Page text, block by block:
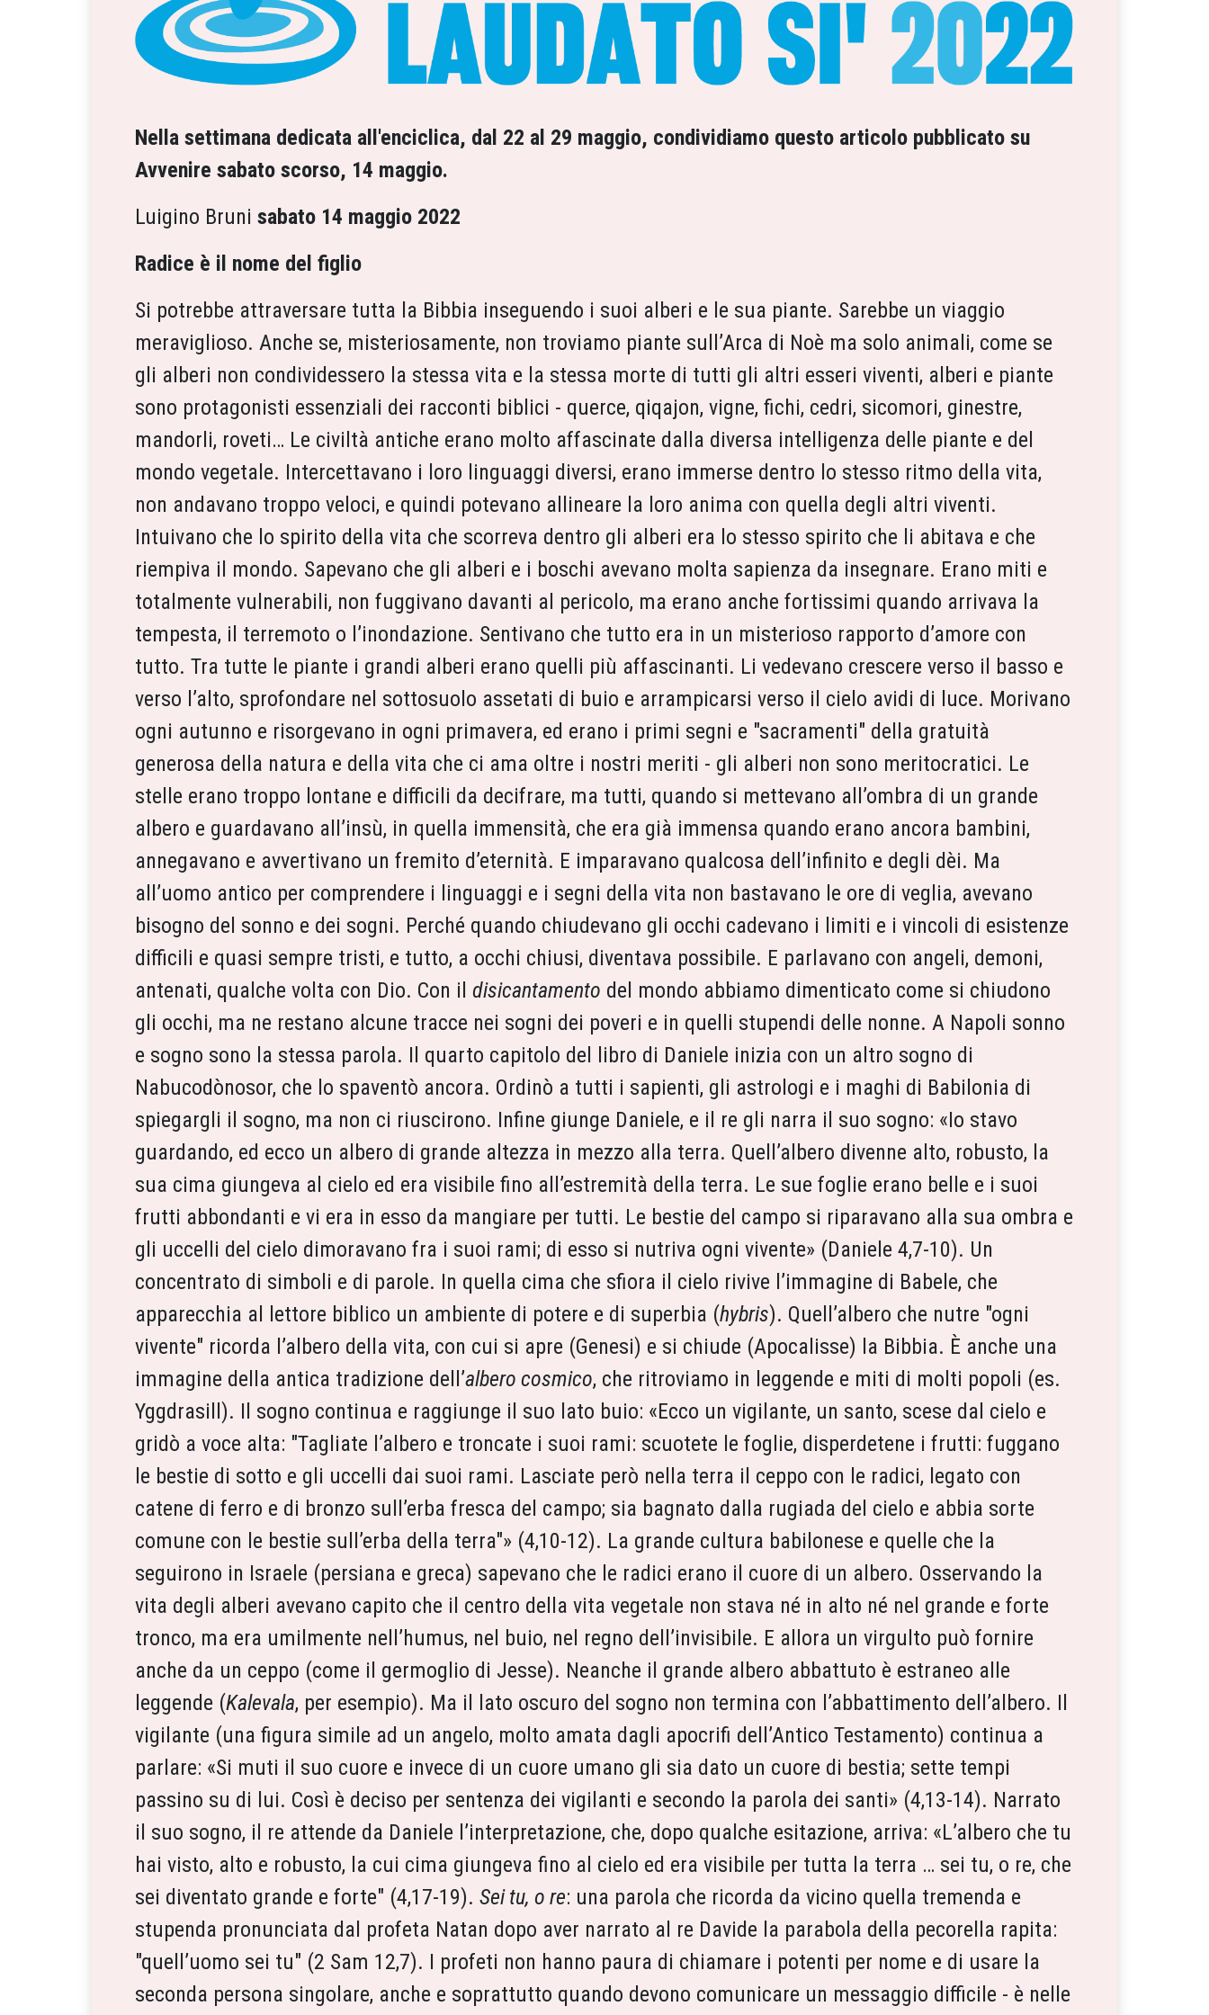
Nella settimana dedicata all'enciclica, dal 22 al 29 maggio, condividiamo questo articolo pubblicato su
Avvenire sabato scorso, 14 maggio.
Luigino Bruni sabato 14 maggio 2022
Radice è il nome del figlio
Si potrebbe attraversare tutta la Bibbia inseguendo i suoi alberi e le sua piante. Sarebbe un viaggio
meraviglioso. Anche se, misteriosamente, non troviamo piante sull’Arca di Noè ma solo animali, come se
gli alberi non condividessero la stessa vita e la stessa morte di tutti gli altri esseri viventi, alberi e piante
sono protagonisti essenziali dei racconti biblici - querce, qiqajon, vigne, fichi, cedri, sicomori, ginestre,
mandorli, roveti… Le civiltà antiche erano molto affascinate dalla diversa intelligenza delle piante e del
mondo vegetale. Intercettavano i loro linguaggi diversi, erano immerse dentro lo stesso ritmo della vita,
non andavano troppo veloci, e quindi potevano allineare la loro anima con quella degli altri viventi.
Intuivano che lo spirito della vita che scorreva dentro gli alberi era lo stesso spirito che li abitava e che
riempiva il mondo. Sapevano che gli alberi e i boschi avevano molta sapienza da insegnare. Erano miti e
totalmente vulnerabili, non fuggivano davanti al pericolo, ma erano anche fortissimi quando arrivava la
tempesta, il terremoto o l’inondazione. Sentivano che tutto era in un misterioso rapporto d’amore con
tutto. Tra tutte le piante i grandi alberi erano quelli più affascinanti. Li vedevano crescere verso il basso e
verso l’alto, sprofondare nel sottosuolo assetati di buio e arrampicarsi verso il cielo avidi di luce. Morivano
ogni autunno e risorgevano in ogni primavera, ed erano i primi segni e "sacramenti" della gratuità
generosa della natura e della vita che ci ama oltre i nostri meriti - gli alberi non sono meritocratici. Le
stelle erano troppo lontane e difficili da decifrare, ma tutti, quando si mettevano all’ombra di un grande
albero e guardavano all’insù, in quella immensità, che era già immensa quando erano ancora bambini,
annegavano e avvertivano un fremito d’eternità. E imparavano qualcosa dell’infinito e degli dèi. Ma
all’uomo antico per comprendere i linguaggi e i segni della vita non bastavano le ore di veglia, avevano
bisogno del sonno e dei sogni. Perché quando chiudevano gli occhi cadevano i limiti e i vincoli di esistenze
difficili e quasi sempre tristi, e tutto, a occhi chiusi, diventava possibile. E parlavano con angeli, demoni,
antenati, qualche volta con Dio. Con il disicantamento del mondo abbiamo dimenticato come si chiudono
gli occhi, ma ne restano alcune tracce nei sogni dei poveri e in quelli stupendi delle nonne. A Napoli sonno
e sogno sono la stessa parola. Il quarto capitolo del libro di Daniele inizia con un altro sogno di
Nabucodònosor, che lo spaventò ancora. Ordinò a tutti i sapienti, gli astrologi e i maghi di Babilonia di
spiegargli il sogno, ma non ci riuscirono. Infine giunge Daniele, e il re gli narra il suo sogno: «Io stavo
guardando, ed ecco un albero di grande altezza in mezzo alla terra. Quell’albero divenne alto, robusto, la
sua cima giungeva al cielo ed era visibile fino all’estremità della terra. Le sue foglie erano belle e i suoi
frutti abbondanti e vi era in esso da mangiare per tutti. Le bestie del campo si riparavano alla sua ombra e
gli uccelli del cielo dimoravano fra i suoi rami; di esso si nutriva ogni vivente» (Daniele 4,7-10). Un
concentrato di simboli e di parole. In quella cima che sfiora il cielo rivive l’immagine di Babele, che
apparecchia al lettore biblico un ambiente di potere e di superbia (hybris). Quell’albero che nutre "ogni
vivente" ricorda l’albero della vita, con cui si apre (Genesi) e si chiude (Apocalisse) la Bibbia. È anche una
immagine della antica tradizione dell’albero cosmico, che ritroviamo in leggende e miti di molti popoli (es.
Yggdrasill). Il sogno continua e raggiunge il suo lato buio: «Ecco un vigilante, un santo, scese dal cielo e
gridò a voce alta: "Tagliate l’albero e troncate i suoi rami: scuotete le foglie, disperdetene i frutti: fuggano
le bestie di sotto e gli uccelli dai suoi rami. Lasciate però nella terra il ceppo con le radici, legato con
catene di ferro e di bronzo sull’erba fresca del campo; sia bagnato dalla rugiada del cielo e abbia sorte
comune con le bestie sull’erba della terra"» (4,10-12). La grande cultura babilonese e quelle che la
seguirono in Israele (persiana e greca) sapevano che le radici erano il cuore di un albero. Osservando la
vita degli alberi avevano capito che il centro della vita vegetale non stava né in alto né nel grande e forte
tronco, ma era umilmente nell’humus, nel buio, nel regno dell’invisibile. E allora un virgulto può fornire
anche da un ceppo (come il germoglio di Jesse). Neanche il grande albero abbattuto è estraneo alle
leggende (Kalevala, per esempio). Ma il lato oscuro del sogno non termina con l’abbattimento dell’albero. Il
vigilante (una figura simile ad un angelo, molto amata dagli apocrifi dell’Antico Testamento) continua a
parlare: «Si muti il suo cuore e invece di un cuore umano gli sia dato un cuore di bestia; sette tempi
passino su di lui. Così è deciso per sentenza dei vigilanti e secondo la parola dei santi» (4,13-14). Narrato
il suo sogno, il re attende da Daniele l’interpretazione, che, dopo qualche esitazione, arriva: «L’albero che tu
hai visto, alto e robusto, la cui cima giungeva fino al cielo ed era visibile per tutta la terra … sei tu, o re, che
sei diventato grande e forte" (4,17-19). Sei tu, o re: una parola che ricorda da vicino quella tremenda e
stupenda pronunciata dal profeta Natan dopo aver narrato al re Davide la parabola della pecorella rapita:
"quell’uomo sei tu" (2 Sam 12,7). I profeti non hanno paura di chiamare i potenti per nome e di usare la
seconda persona singolare, anche e soprattutto quando devono comunicare un messaggio difficile - è nelle